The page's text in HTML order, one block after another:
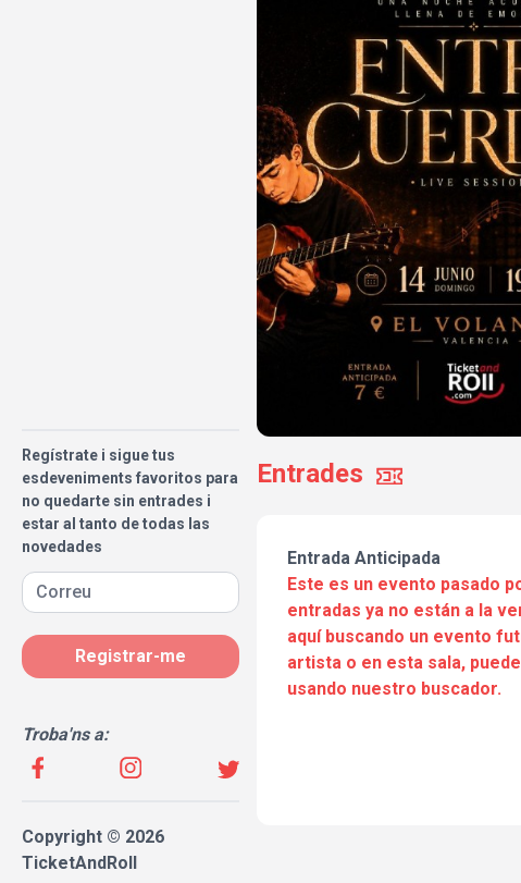
Regístrate i sigue tus
esdeveniments favoritos para
no quedarte sin entrades i
estar al tanto de todas las
novedades
Registrar-me
Troba'ns a:
Copyright © 2026
TicketAndRoll
Entrades
Entrada Anticipada
Este es un evento pasado
entradas ya no están a la
aquí buscando un evento
artista o en esta sala,
usando nuestro buscador.